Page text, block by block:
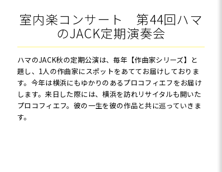
室内楽コンサート 第44回ハマ
のJACK定期演奏会
ハマのJACK秋の定期公演は、毎年【作曲家シリーズ】と
題し、1人の作曲家にスポットをあててお届けしておりま
す。今年は横浜にもゆかりのあるプロコフィエフをお届け
します。来日した際には、横浜を訪れリサイタルも開いた
プロコフィエフ。彼の一生を彼の作品と共に巡っていきま
す。